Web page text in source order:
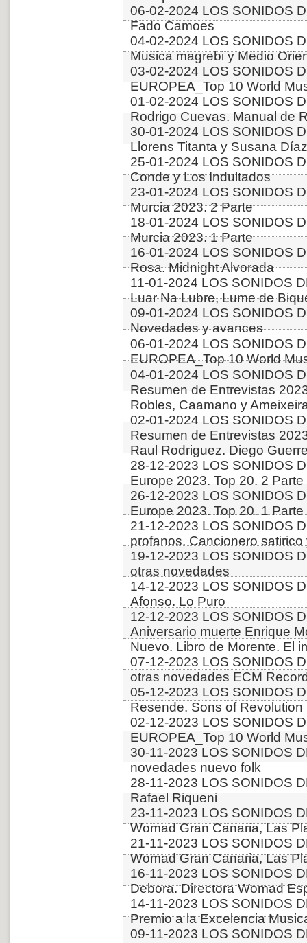
06-02-2024 LOS SONIDOS
Fado Camoes
04-02-2024 LOS SONIDOS
Musica magrebi y Medio
03-02-2024 LOS SONIDOS
EUROPEA_Top 10 World
01-02-2024 LOS SONIDOS
Rodrigo Cuevas. Manual de
30-01-2024 LOS SONIDOS
Llorens Titanta y Susana
25-01-2024 LOS SONIDOS
Conde y Los Indultados
23-01-2024 LOS SONIDOS
Murcia 2023. 2 Parte
18-01-2024 LOS SONIDOS
Murcia 2023. 1 Parte
16-01-2024 LOS SONIDOS
Rosa. Midnight Alvorada
11-01-2024 LOS SONIDOS
Luar Na Lubre, Lume de
09-01-2024 LOS SONIDOS
Novedades y avances
06-01-2024 LOS SONIDOS
EUROPEA_Top 10 World
04-01-2024 LOS SONIDOS
Resumen de Entrevistas
Robles, Caamano y
02-01-2024 LOS SONIDOS
Resumen de Entrevistas
Raul Rodriguez. Diego
28-12-2023 LOS SONIDOS
Europe 2023. Top 20. 2 Parte
26-12-2023 LOS SONIDOS
Europe 2023. Top 20. 1 Parte
21-12-2023 LOS SONIDOS
profanos. Cancionero
19-12-2023 LOS SONIDOS
otras novedades
14-12-2023 LOS SONIDOS
Afonso. Lo Puro
12-12-2023 LOS SONIDOS
Aniversario muerte Enrique
Nuevo. Libro de Morente. El
07-12-2023 LOS SONIDOS
otras novedades ECM
05-12-2023 LOS SONIDOS
Resende. Sons of Revolution
02-12-2023 LOS SONIDOS
EUROPEA_Top 10 World
30-11-2023 LOS SONIDOS
novedades nuevo folk
28-11-2023 LOS SONIDOS
Rafael Riqueni
23-11-2023 LOS SONIDOS
Womad Gran Canaria, Las
21-11-2023 LOS SONIDOS
Womad Gran Canaria, Las
16-11-2023 LOS SONIDOS
Debora. Directora Womad
14-11-2023 LOS SONIDOS
Premio a la Excelencia
09-11-2023 LOS SONIDOS